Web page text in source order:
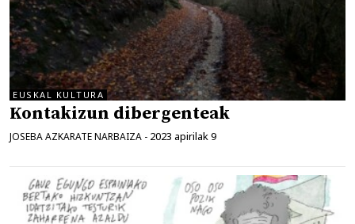
EUSKAL KULTURA
Kontakizun dibergenteak
JOSEBA AZKARATE NARBAIZA - 2023 apirilak 9